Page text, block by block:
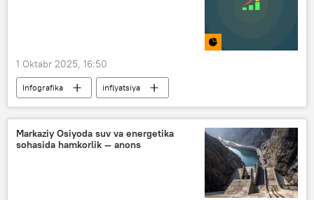
1 Oktabr 2025, 16:50
Infografika
inflyatsiya
inflyatsion kutilmalar
bank
Iqtisod
Markaziy Osiyoda suv va energetika
sohasida hamkorlik — anons